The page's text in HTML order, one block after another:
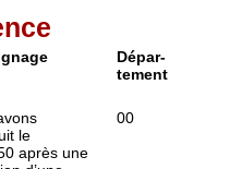
Dépar-
tement
le
après une
00